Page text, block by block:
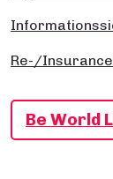
Re-/Insurance
Be World